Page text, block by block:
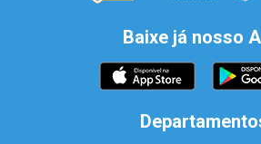
Baixe já nosso